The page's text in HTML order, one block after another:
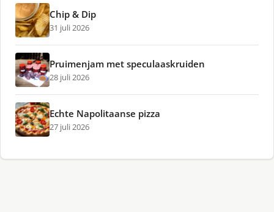
Chip & Dip
31 juli 2026
Pruimenjam met speculaaskruiden
28 juli 2026
Echte Napolitaanse pizza
27 juli 2026